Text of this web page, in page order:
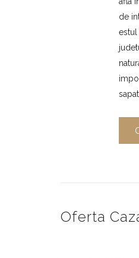
de
estul
Oferta